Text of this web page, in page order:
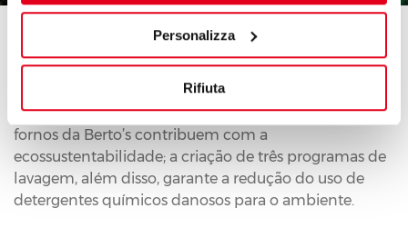
Personalizza
Rifiuta
FORNOS COMBINADOS
UMA SOLUÇÃO CONVENIENTE
Graças ao consumo reduzido de energia e água, os
fornos da Berto’s contribuem com a
ecossustentabilidade; a criação de três programas de
lavagem, além disso, garante a redução do uso de
detergentes químicos danosos para o ambiente.